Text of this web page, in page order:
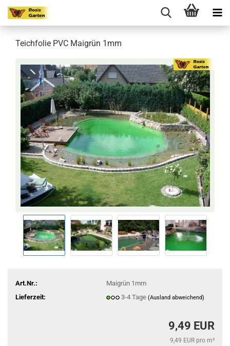
Teichfolie PVC Maigrün 1mm
Art.Nr.:
Maigrün 1mm
Lieferzeit:
3-4 Tage (Ausland abweichend)
9,49 EUR
9,49 EUR pro m²